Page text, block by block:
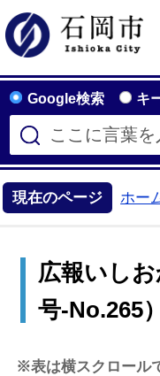
Google検索 キ
現在のページ ホー
広報いしお
号-No.265）
※表は横スクロール